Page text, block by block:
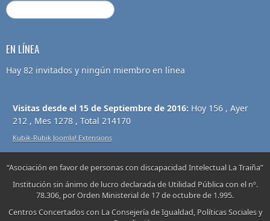
EN LÍNEA
Hay 82 invitados y ningún miembro en línea
Visitas desde el 15 de Septiembre de 2016: Hoy 156 , Ayer
212 , Mes 1278 , Total 214170
Kubik-Rubik Joomla! Extensions
“Asociación en favor de personas con discapacidad Intelectual La Traiña”
Institución sin ánimo de lucro declarada de Utilidad Pública con el nº.
78.306, por Orden Ministerial de 17 de octubre de 1.995.
Centros Concertados con La Consejería de Igualdad, Políticas Sociales y